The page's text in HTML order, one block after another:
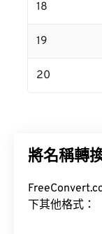
18
19
20
將名稱轉
下其他格式：